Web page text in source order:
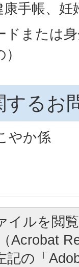
手帳、妊
または
するお
やか係
イルを閲
Acrobat
記の「